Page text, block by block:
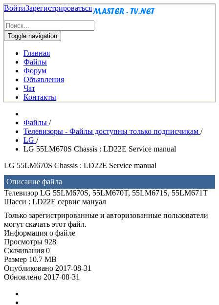
ВойтиЗарегистрироваться
Toggle navigation
Главная
Файлы
Форум
Объявления
Чат
Контакты
Файлы /
Телевизоры - Файлы доступны только подписчикам /
LG /
LG 55LM670S Chassis : LD22E Service manual
LG 55LM670S Chassis : LD22E Service manual
Описание файла
Телевизор LG 55LM670S, 55LM670T, 55LM671S, 55LM671T
Шасси : LD22E сервис мануал
Только зарегистрированные и авторизованные пользователи
могут скачать этот файл.
Информация о файле
Просмотры 928
Скачивания 0
Размер 10.7 MB
Опубликовано 2017-08-31
Обновлено 2017-08-31